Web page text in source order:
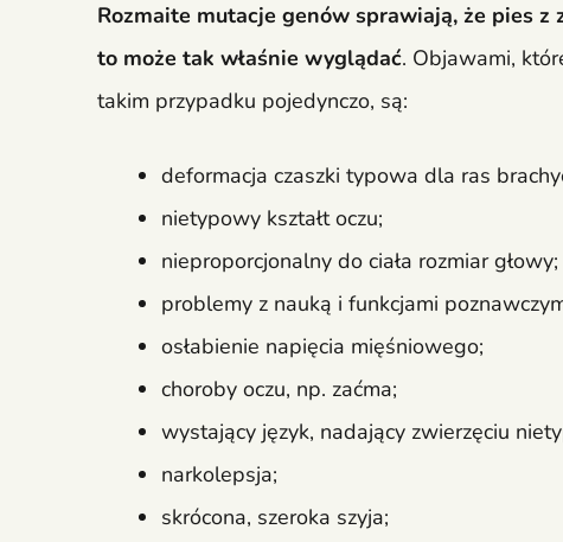
Rozmaite mutacje genów sprawiają, że pies
to może tak właśnie wyglądać. Objawami,
takim przypadku pojedynczo, są:
deformacja czaszki typowa dla ras
nietypowy kształt oczu;
nieproporcjonalny do ciała rozmiar głowy;
problemy z nauką i funkcjami
osłabienie napięcia mięśniowego;
choroby oczu, np. zaćma;
wystający język, nadający zwierzęciu
narkolepsja;
skrócona, szeroka szyja;